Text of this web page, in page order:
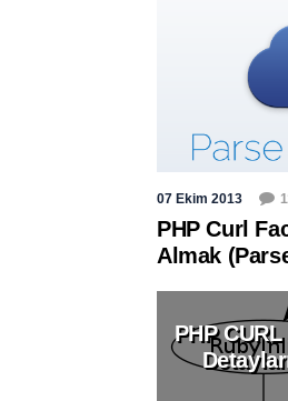
07 Ekim 2013
PHP Curl
Almak
PHP